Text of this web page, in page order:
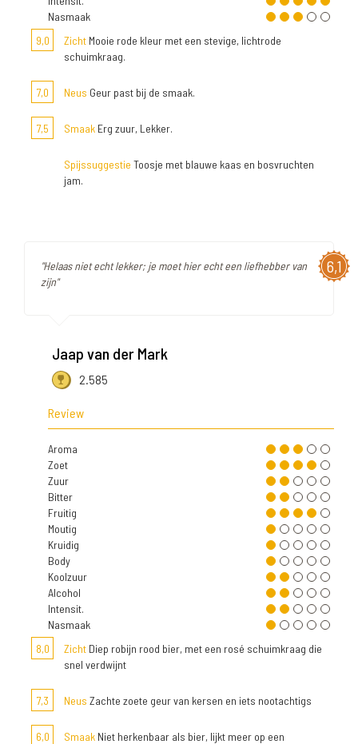
Nasmaak
9,0
Zicht Mooie rode kleur met een stevige, lichtrode
schuimkraag.
7,0 Neus Geur past bij de smaak.
7,5 Smaak Erg zuur, Lekker.
Spijssuggestie Toosje met blauwe kaas en bosvruchten
jam.
6,1
"Helaas niet echt lekker; je moet hier echt een liefhebber van
zijn"
Jaap van der Mark
2.585
Review
Aroma
Zoet
Zuur
Bitter
Fruitig
Moutig
Kruidig
Body
Koolzuur
Alcohol
Intensit.
Nasmaak
8,0
Zicht Diep robijn rood bier, met een rosé schuimkraag die
snel verdwijnt
7,3 Neus Zachte zoete geur van kersen en iets nootachtigs
6,0 Smaak Niet herkenbaar als bier, lijkt meer op een